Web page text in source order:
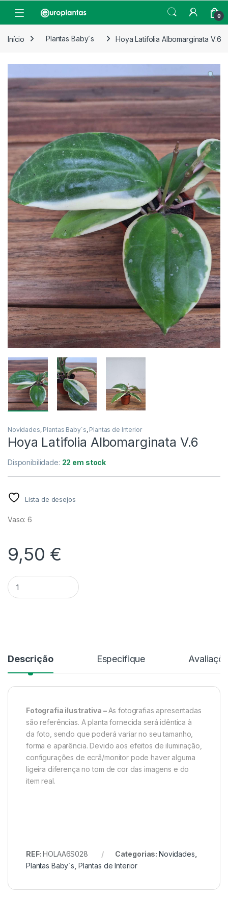
Open 0
Início Plantas Baby´s Hoya Latifolia Albomarginata V.6
Novidades, Plantas Baby´s, Plantas de Interior
Hoya Latifolia Albomarginata V.6
Disponibilidade: 22 em stock
Lista de desejos
Vaso: 6
9,50 €
Quantidade Hoya Latifolia Albomarginata V.6
Descrição Especifique
Fotografia ilustrativa –As fotografias apresentadas
são referências. A planta fornecida será idêntica à
da foto, sendo que poderá variar no seu tamanho,
forma e aparência. Devido aos efeitos de iluminação,
configurações de ecrã/monitor pode haver alguma
ligeira diferença no tom de cor das imagens e do
item real.
REF:HOLAA6S028 Categorias: Novidades
Plantas Baby´s Plantas de Interior